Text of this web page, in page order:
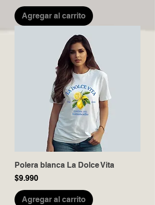
Agregar al carrito
Polera blanca La Dolce Vita
Precio
$9.990
Agregar al carrito